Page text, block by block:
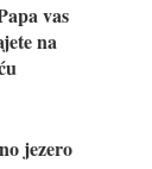
vas
na
jezero